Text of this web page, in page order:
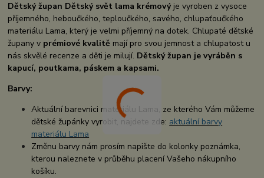
Dětský župan Dětský svět lama krémový je vyroben z vysoce
příjemného, heboučkého, teploučkého, savého, chlupaťoučkého
materiálu Lama, který je velmi příjemný na dotek. Chlupaté dětské
župany v prémiové kvalitě mají pro svou jemnost a chlupatost u
nás skvělé recenze a děti je milují. Dětský župan je vyráběn s
kapucí, poutkama, páskem a kapsami.
Barvy:
Aktuální barevnici materiálu Lama, ze kterého Vám můžeme
dětské župánky vyrobit, najdete zde: aktuální barvy
materiálu Lama
Změnu barvy nám prosím napište do kolonky poznámka,
kterou naleznete v průběhu placení Vašeho nákupního
košíku.